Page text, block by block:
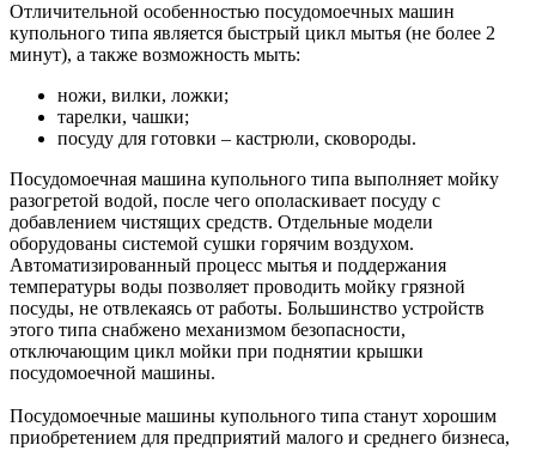
Отличительной особенностью посудомоечных машин
купольного типа является быстрый цикл мытья (не более 2
минут), а также возможность мыть:
ножи, вилки, ложки;
тарелки, чашки;
посуду для готовки – кастрюли, сковороды.
Посудомоечная машина купольного типа выполняет мойку
разогретой водой, после чего ополаскивает посуду с
добавлением чистящих средств. Отдельные модели
оборудованы системой сушки горячим воздухом.
Автоматизированный процесс мытья и поддержания
температуры воды позволяет проводить мойку грязной
посуды, не отвлекаясь от работы. Большинство устройств
этого типа снабжено механизмом безопасности,
отключающим цикл мойки при поднятии крышки
посудомоечной машины.
Посудомоечные машины купольного типа станут хорошим
приобретением для предприятий малого и среднего бизнеса,